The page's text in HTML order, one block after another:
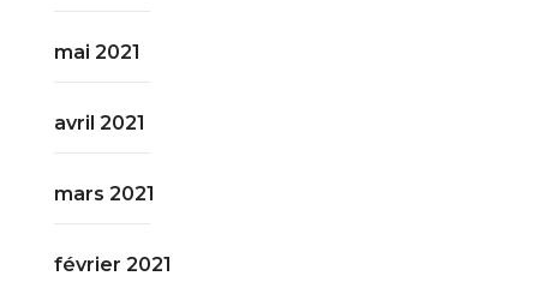
mai 2021
avril 2021
mars 2021
février 2021